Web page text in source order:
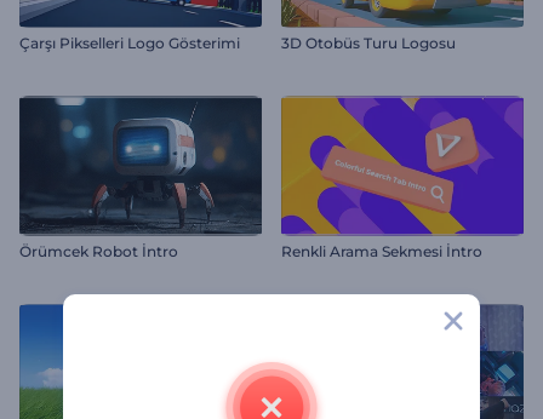
Çarşı Pikselleri Logo Gösterimi 3D Otobüs Turu Logosu
Örümcek Robot İntro Renkli Arama Sekmesi İntro